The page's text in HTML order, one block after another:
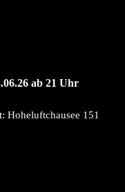
ab 21 Uhr
Hoheluftchausee 151